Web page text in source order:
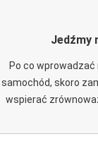
Jedźmy
Po co wprowadzać
samochód, skoro
wspierać